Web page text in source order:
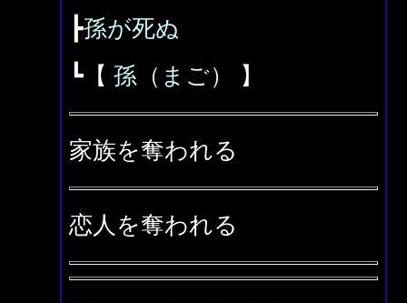
┣孫が死ぬ
┗【 孫（まご） 】
家族を奪われる
恋人を奪われる